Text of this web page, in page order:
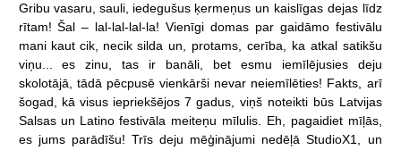
Gribu vasaru, sauli, iedegušus ķermeņus un kaislīgas dejas līdz
rītam! Šal – lal-lal-lal-la! Vienīgi domas par gaidāmo festivālu
mani kaut cik, necik silda un, protams, cerība, ka atkal satikšu
viņu...
es zinu, tas ir banāli, bet esmu iemīlējusies
deju
skolotājā,
tādā pēcpusē vienkārši nevar neiemīlēties! Fakts,
arī
šogad,
kā visus iepriekšējos 7 gadus, viņš noteikti būs Latvijas
Salsas un Latino festivāla meiteņu mīlulis. Eh, pagaidiet mīļās,
es jums parādīšu! Trīs deju mēģinājumi nedēļā StudioX1,
un